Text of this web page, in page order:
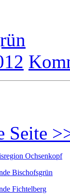
Seite
Ochsenkopf
Bischofsgrün
Fichtelberg